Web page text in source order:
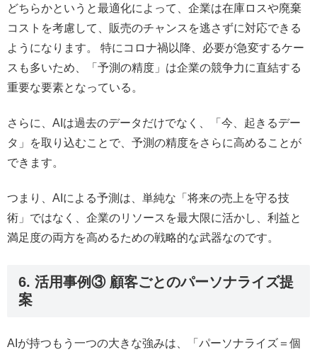
どちらかというと最適化によって、企業は在庫ロスや廃棄
コストを考慮して、販売のチャンスを逃さずに対応できる
ようになります。 特にコロナ禍以降、必要が急変するケー
スも多いため、「予測の精度」は企業の競争力に直結する
重要な要素となっている。
さらに、AIは過去のデータだけでなく、「今、起きるデー
タ」を取り込むことで、予測の精度をさらに高めることが
できます。
つまり、AIによる予測は、単純な「将来の売上を守る技
術」ではなく、企業のリソースを最大限に活かし、利益と
満足度の両方を高めるための戦略的な武器なのです。
6. 活用事例③ 顧客ごとのパーソナライズ提
案
AIが持つもう一つの大きな強みは、「パーソナライズ＝個